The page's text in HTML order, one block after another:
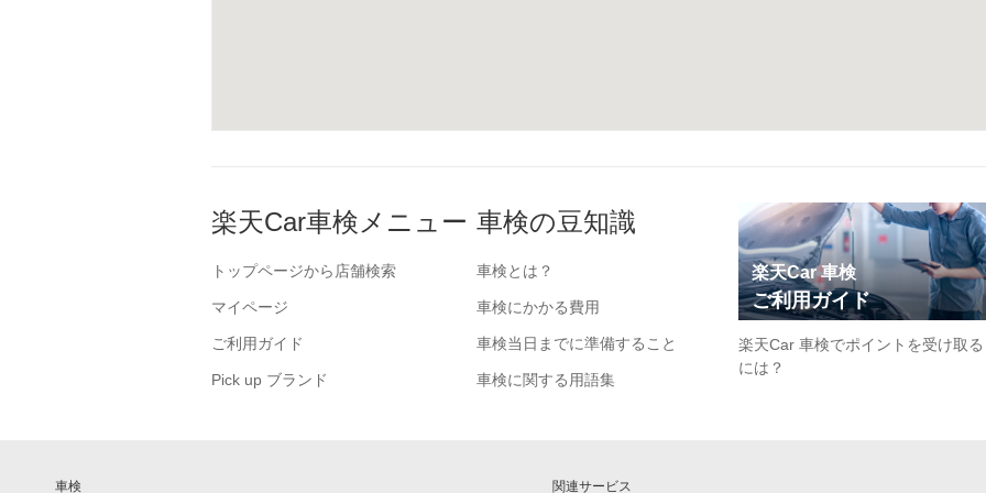
楽天Car車検メニュー
トップページから店舗検索
マイページ
ご利用ガイド
Pick up ブランド
車検の豆知識
車検とは？
車検にかかる費用
車検当日までに準備すること
車検に関する用語集
楽天Car 車検
ご利用ガイド
楽天Car 車検でポイントを受け取る
には？
車検 関連サービス